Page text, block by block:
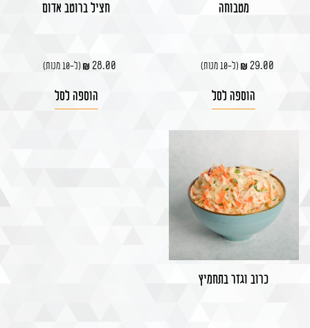
מטבוחה
29.00 (ל-10 מנות)
הוספה לסל
חציל ברוטב אדום
28.00 (ל-10 מנות)
הוספה לסל
כרוב וגזר בתחמיץ